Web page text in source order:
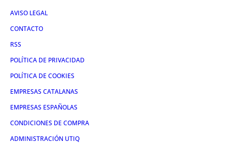
AVISO LEGAL
CONTACTO
RSS
POLÍTICA DE PRIVACIDAD
POLÍTICA DE COOKIES
EMPRESAS CATALANAS
EMPRESAS ESPAÑOLAS
CONDICIONES DE COMPRA
ADMINISTRACIÓN UTIQ